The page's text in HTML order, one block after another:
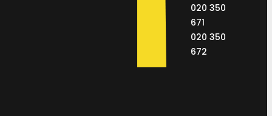
020 350
671
020 350
672